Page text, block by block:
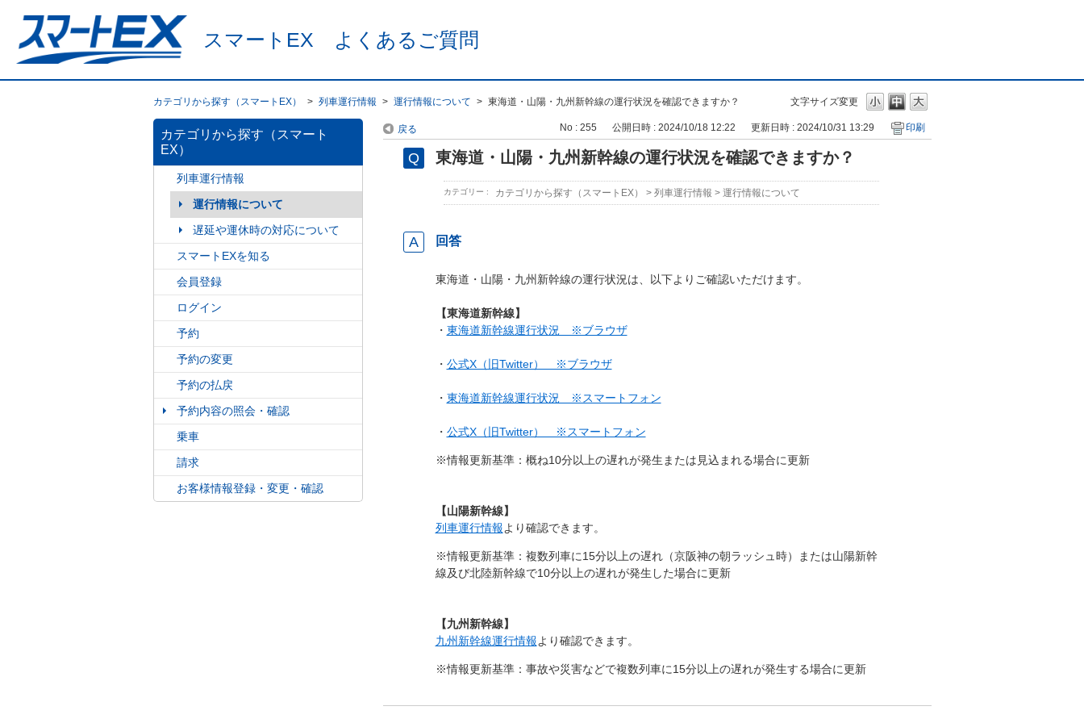
スマートEX よくあるご質問
文字サイズ変更
カテゴリから探す（スマートEX） > 列車運行情報 > 運行情報について > 東海道・山陽・九州新幹線の運行状況を確認できますか？
カテゴリから探す（スマート
EX）
列車運行情報
運行情報について
遅延や運休時の対応について
スマートEXを知る
会員登録
ログイン
予約
予約の変更
予約の払戻
予約内容の照会・確認
乗車
請求
お客様情報登録・変更・確認
戻る No : 255 公開日時 : 2024/10/18 12:22 更新日時 : 2024/10/31 13:29 印刷
東海道・山陽・九州新幹線の運行状況を確認できますか？
カテゴリー : カテゴリから探す（スマートEX） > 列車運行情報 > 運行情報について
回答
東海道・山陽・九州新幹線の運行状況は、以下よりご確認いただけます。
【東海道新幹線】
・ 東海道新幹線運行状況 ※ブラウザ
・ 公式X（旧Twitter） ※ブラウザ
・ 東海道新幹線運行状況 ※スマートフォン
・ 公式X（旧Twitter） ※スマートフォン
※情報更新基準：概ね10分以上の遅れが発生または見込まれる場合に更新
【山陽新幹線】
列車運行情報より確認できます。
※情報更新基準：複数列車に15分以上の遅れ（京阪神の朝ラッシュ時）または山陽新幹
線及び北陸新幹線で10分以上の遅れが発生した場合に更新
【九州新幹線】
九州新幹線運行情報より確認できます。
※情報更新基準：事故や災害などで複数列車に15分以上の遅れが発生する場合に更新